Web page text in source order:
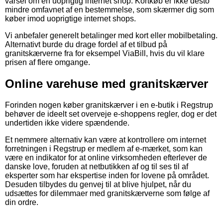
mindre omfavnet af en bestemmelse, som skærmer dig som
køber imod uoprigtige internet shops.
Vi anbefaler generelt betalinger med kort eller mobilbetaling.
Alternativt burde du drage fordel af et tilbud på
granitskærverne fra for eksempel ViaBill, hvis du vil klare
prisen af flere omgange.
Online varehuse med granitskærver
Forinden nogen køber granitskærver i en e-butik i Regstrup
behøver de ideelt set overveje e-shoppens regler, dog er det
undertiden ikke videre spændende.
Et nemmere alternativ kan være at kontrollere om internet
forretningen i Regstrup er medlem af e-mærket, som kan
være en indikator for at online virksomheden efterlever de
danske love, foruden at netbutikken af og til ses til af
eksperter som har ekspertise inden for lovene på området.
Desuden tilbydes du genvej til at blive hjulpet, når du
udsættes for dilemmaer med granitskærverne som følge af
din ordre.